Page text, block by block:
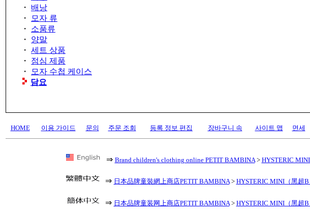
・ 배낭
・ 모자 류
・ 소품류
・ 양말
・ 세트 상품
・ 점심 제품
・ 모자 수첩 케이스
담요
HOME 이용 가이드 문의 주문 조회 등록 정보 편집 장바구니 속 사이트 맵 면세
⇒ Brand children's clothing online PETIT BAMBINA> HYSTERIC
⇒ 日本品牌童裝網上商店PETIT BAMBINA> HYSTERIC MINI（黑超
⇒ 日本品牌童装网上商店PETIT BAMBINA> HYSTERIC MINI（黑超